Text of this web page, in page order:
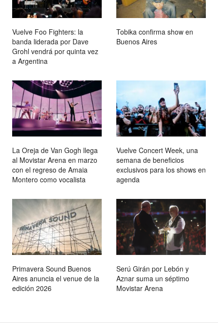
Vuelve Foo Fighters: la
banda liderada por Dave
Grohl vendrá por quinta vez
a Argentina
Tobika confirma show en
Buenos Aires
La Oreja de Van Gogh llega
al Movistar Arena en marzo
con el regreso de Amaia
Montero como vocalista
Vuelve Concert Week, una
semana de beneficios
exclusivos para los shows en
agenda
Primavera Sound Buenos
Aires anuncia el venue de la
edición 2026
Serú Girán por Lebón y
Aznar suma un séptimo
Movistar Arena